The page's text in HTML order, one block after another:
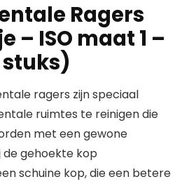
Ragers
– ISO maat 1 –
ragers zijn speciaal
ruimtes te reinigen die
met een gewone
gehoekte kop
schuine kop, die een betere